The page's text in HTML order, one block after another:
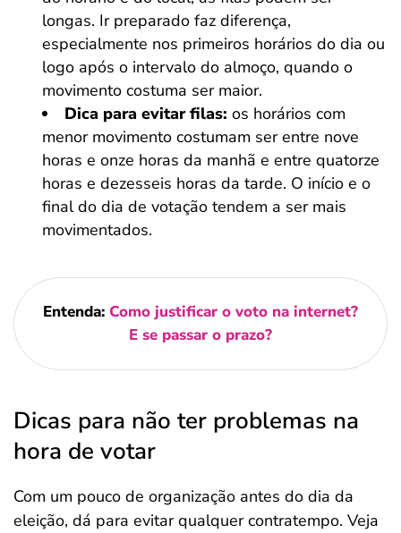
longas. Ir preparado faz diferença,
especialmente nos primeiros horários do dia ou
logo após o intervalo do almoço, quando o
movimento costuma ser maior.
Dica para evitar filas: os horários com
menor movimento costumam ser entre nove
horas e onze horas da manhã e entre quatorze
horas e dezesseis horas da tarde. O início e o
final do dia de votação tendem a ser mais
movimentados.
Entenda: Como justificar o voto na internet?
E se passar o prazo?
Dicas para não ter problemas na
hora de votar
Com um pouco de organização antes do dia da
eleição, dá para evitar qualquer contratempo. Veja